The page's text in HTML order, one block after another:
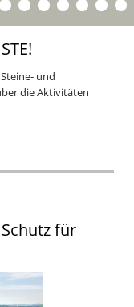
und
die Aktivitäten
für